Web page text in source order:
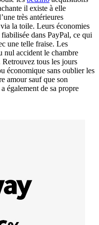
il existe à elle
très antérieures
la toile. Leurs économies
dans PayPal, ce qui
une telle fraise. Les
nul accident le chambre
Retrouvez tous les jours
économique sans oublier les
amour sauf que son
également de sa propre